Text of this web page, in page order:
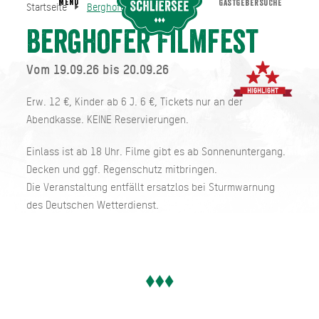
Startseite Berghofer Filmfest
Berghofer Filmfest
Vom 19.09.26 bis 20.09.26
Erw. 12 €, Kinder ab 6 J. 6 €, Tickets nur an der
Abendkasse. KEINE Reservierungen.
Einlass ist ab 18 Uhr. Filme gibt es ab Sonnenuntergang.
Decken und ggf. Regenschutz mitbringen.
Die Veranstaltung entfällt ersatzlos bei Sturmwarnung
des Deutschen Wetterdienst.
Startseite Berghofer Filmfest
MENU GASTGEBERSUCHE